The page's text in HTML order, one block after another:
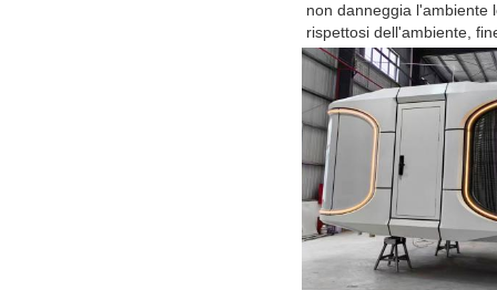
non danneggia l'ambiente
rispettosi dell'ambiente,